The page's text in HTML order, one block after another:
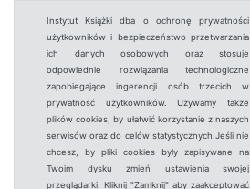
Instytut Książki dba o ochronę prywatności
użytkowników i bezpieczeństwo przetwarzania
ich danych osobowych oraz stosuje
odpowiednie rozwiązania technologiczne
zapobiegające ingerencji osób trzecich w
prywatność użytkowników. Używamy także
plików cookies, by ułatwić korzystanie z naszych
serwisów oraz do celów statystycznych.Jeśli nie
chcesz, by pliki cookies były zapisywane na
Twoim dysku zmień ustawienia swojej
przeglądarki. Kliknij "Zamknij" aby zaakceptować